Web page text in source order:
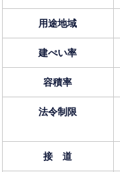
用途地域
建ぺい率
容積率
法令制限
接 道